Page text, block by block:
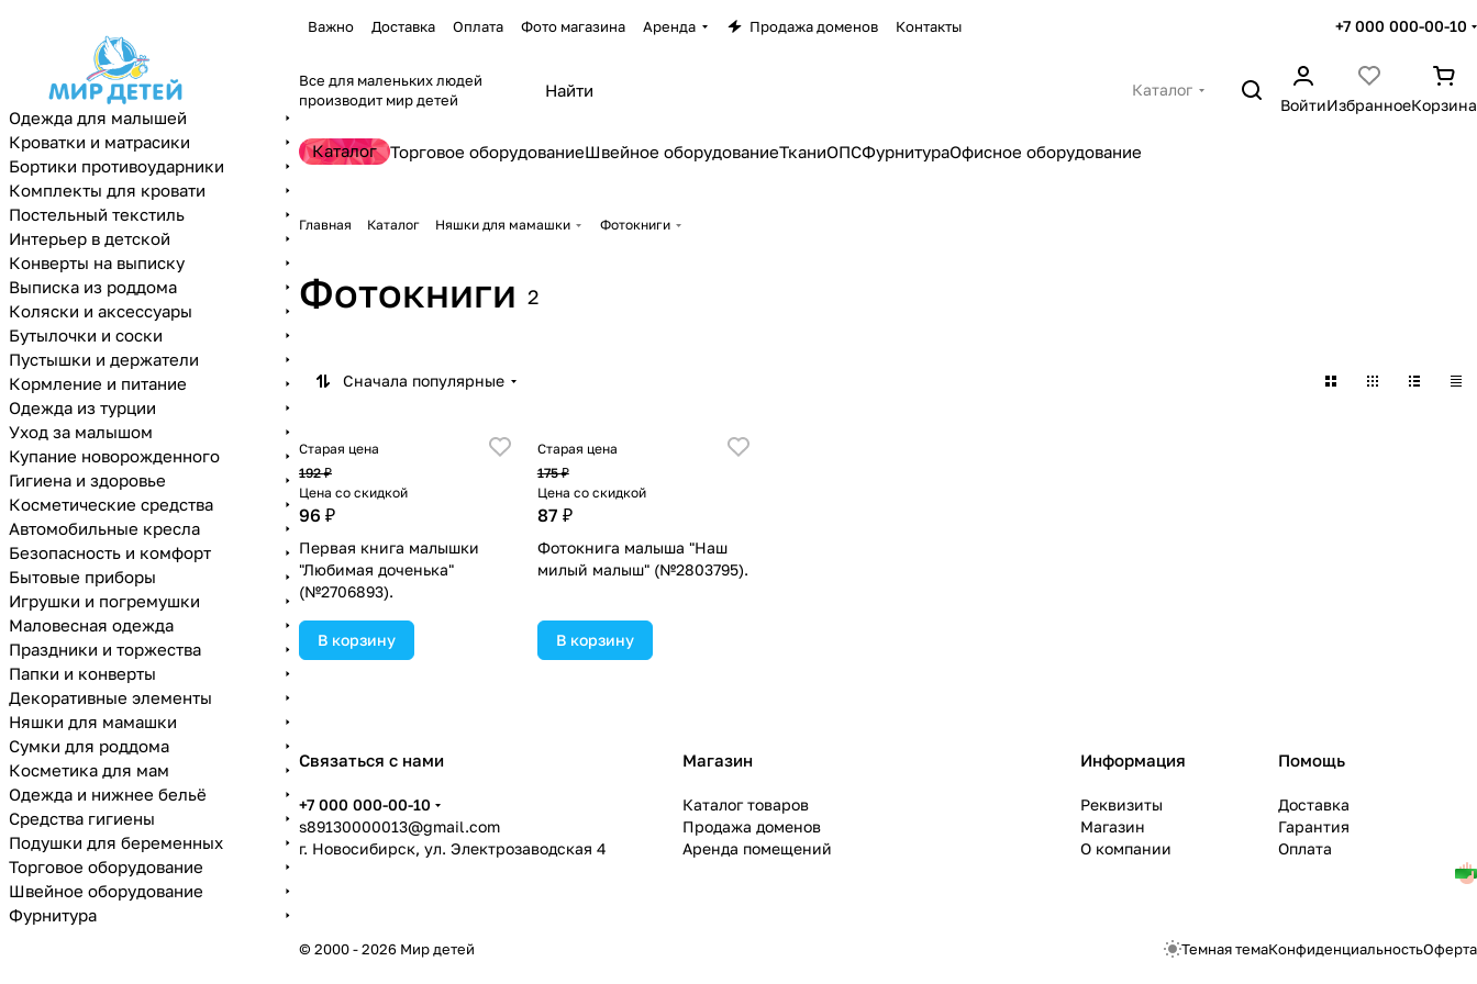
Важно Доставка Оплата Фото магазина Аренда Продажа доменов Контакты +7 000 000-00-10
Все для маленьких людей
производит мир детей
Каталог
ВойтиИзбранноеКорзина
Каталог Торговое оборудованиеШвейное оборудованиеТканиОПСФурнитураОфисное оборудование
Главная Каталог Няшки для мамашки Фотокниги
Фотокниги 2
Сначала популярные
Старая цена
192 ₽
Цена со скидкой
96 ₽
Первая книга малышки
"Любимая доченька"
(№2706893).
В корзину
Старая цена
175 ₽
Цена со скидкой
87 ₽
Фотокнига малыша "Наш
милый малыш" (№2803795).
В корзину
Связаться с нами
+7 000 000-00-10
s89130000013@gmail.com
г. Новосибирск, ул. Электрозаводская 4
Магазин
Каталог товаров
Продажа доменов
Аренда помещений
Информация
Реквизиты
Магазин
О компании
Помощь
Доставка
Гарантия
Оплата
© 2000 - 2026 Мир детей Темная темаКонфиденциальностьОферта
Одежда для малышей
Кроватки и матрасики
Бортики противоударники
Комплекты для кровати
Постельный текстиль
Интерьер в детской
Конверты на выписку
Выписка из роддома
Коляски и аксессуары
Бутылочки и соски
Пустышки и держатели
Кормление и питание
Одежда из турции
Уход за малышом
Купание новорожденного
Гигиена и здоровье
Косметические средства
Автомобильные кресла
Безопасность и комфорт
Бытовые приборы
Игрушки и погремушки
Маловесная одежда
Праздники и торжества
Папки и конверты
Декоративные элементы
Няшки для мамашки
Сумки для роддома
Косметика для мам
Одежда и нижнее бельё
Средства гигиены
Подушки для беременных
Торговое оборудование
Швейное оборудование
Фурнитура